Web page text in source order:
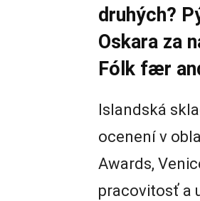
druhých?
Oskara za
Fólk fær
Islandská
ocenení v
Awards,
pracovitosť a